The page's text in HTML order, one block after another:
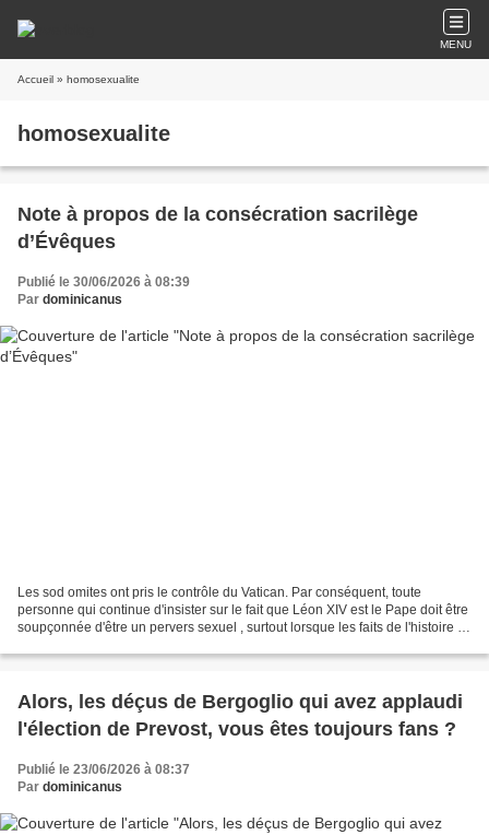
MENU
Accueil » homosexualite
homosexualite
Note à propos de la consécration sacrilège
d’Évêques
Publié le 30/06/2026 à 08:39
Par dominicanus
Les sod omites ont pris le contrôle du Vatican. Par conséquent, toute
personne qui continue d'insister sur le fait que Léon XIV est le Pape doit être
soupçonnée d'être un pervers sexuel , surtout lorsque les faits de l'histoire et
Alors, les déçus de Bergoglio qui avez applaudi
l'élection de Prevost, vous êtes toujours fans ?
Publié le 23/06/2026 à 08:37
Par dominicanus